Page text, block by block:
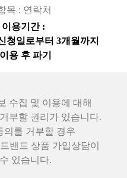
목 : 연락처
이용기간 :
청일로부터 3개월까지
용 후 파기
수집 및 이용에 대해
부할 권리가 있습니다.
의를 거부할 경우
밴드 상품 가입상담이
있습니다.